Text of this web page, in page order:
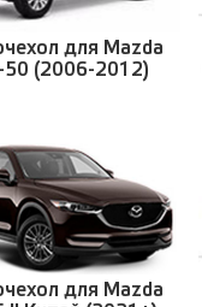
для Mazda
50 (2006-2012)
для Mazda